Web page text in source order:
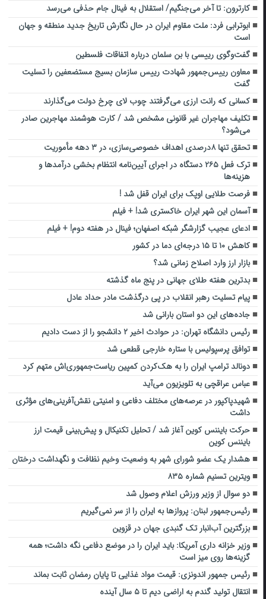
کارترون: تا آخر می‌جنگیم/ استقلال به فینال جام حذفی ‌می‌رسد
ابوترابی فرد: ملت مقاوم ایران در حال نگارش تاریخ جدید منطقه و جهان
است
گفت‌وگوی رییسی با بن سلمان درباره اتفاقات فلسطین
معاون رییس‌جمهور شهادت رییس سازمان بسیج مستضعفین را تسلیت
گفت
کسانی که رانت ارزی می‌گرفتند چوب لای چرخ دولت می‌گذارند
تکلیف مهاجران غیر قانونی مشخص شد / کارت هوشمند مهاجرین صادر
می‌شود؟
تحقق تنها ۸درصدی اهداف خصوصی‌سازی، در ۳ دهه مأموریت
ترک فعل ۲۶۵ دستگاه در اجرای آیین‌نامه‌ انتظام بخشی درآمدها و
هزینه‌ها
فرصت طلایی اوپک برای ایران قفل شد !
آسمان این شهر ایران خاکستری شد! + فیلم
ادعای عجیب گزارشگر شبکه اصفهان؛ فینال در هفته دوم! + فیلم
کاهش ۱۰ تا ۱۵ درجه‌ای دما در کشور
بازار ارز وارد اصلاح زمانی شد؟
بدترین هفته طلای جهانی در پنج ماه گذشته
پیام تسلیت رهبر انقلاب در پی درگذشت مادر حداد عادل
جاده‌های این دو استان بارانی شد
رئیس دانشگاه تهران: در حوادث اخیر ۲ دانشجو را از دست دادیم
توافق پرسپولیس با ستاره خارجی قطعی شد
دونالد ترامپ ایران را به هک‌کردن کمپین ریاست‌جمهوری‌اش متهم کرد
عباس عراقچی به تلویزیون می‌آید
شهیدپاکپور در عرصه‌های مختلف دفاعی و امنیتی نقش‌آفرینی‌های مؤثری
داشت
حرکت بایننس کوین آغاز شد / تحلیل تکنیکال و پیش‌بینی قیمت ارز
بایننس کوین
هشدار یک عضو شورای شهر به وضعیت وخیم نظافت و نگهداشت درختان
ویترین تسنیم شماره ۸۳۵
دو سوال از وزیر ورزش اعلام وصول شد
رئیس‌جمهور لبنان: پرواز‌ها به ایران را از سر نمی‌گیریم
بزرگترین آب‌انبار تک گنبدی جهان در قزوین
وزیر خزانه داری آمریکا: باید ایران را در موضع دفاعی نگه داشت؛ همه
گزینه‌ها روی میز است
رئیس جمهور اندونزی: قیمت مواد غذایی تا پایان رمضان ثابت بماند
انتقال تولید گندم به اراضی دیم تا ۵ سال آینده